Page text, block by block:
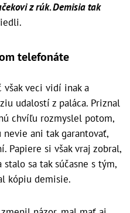
z rúk. Demisia tak
telefonáte
veci vidí inak a
udalostí z paláca. Priznal
chvíľu rozmyslel potom,
nevie ani tak garantovať,
Papiere si však vraj zobral,
sa tak súčasne s tým,
kópiu demisie.